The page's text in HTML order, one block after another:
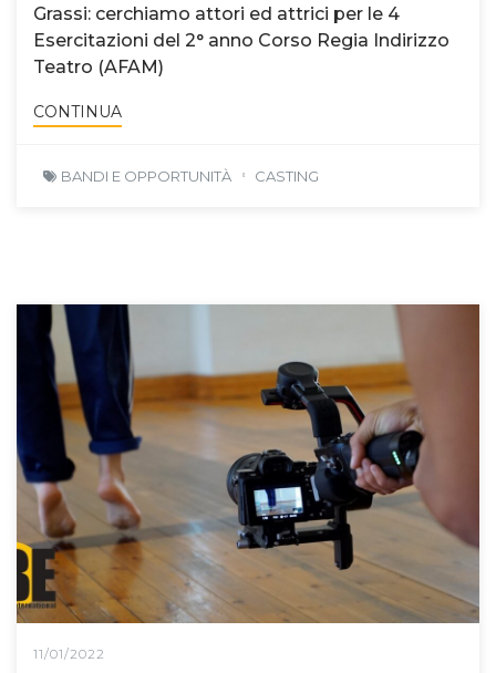
Grassi: cerchiamo attori ed attrici per le 4
Esercitazioni del 2° anno Corso Regia Indirizzo
Teatro (AFAM)
CONTINUA
BANDI E OPPORTUNITÀ CASTING
11/01/2022